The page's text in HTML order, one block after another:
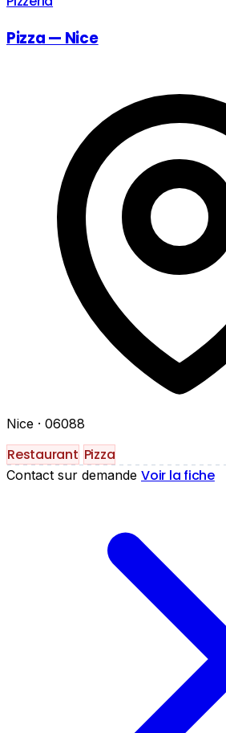
Pizza — Nice
Nice · 06088
Restaurant Pizza
Contact sur demande Voir la fiche